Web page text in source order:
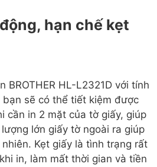
hạn chế kẹt
BROTHER HL-L2321D với tính
sẽ có thể tiết kiệm được
cần in 2 mặt của tờ giấy, giúp
lớn giấy tờ ngoài ra giúp
Kẹt giấy là tình trạng rất
in, làm mất thời gian và tiền